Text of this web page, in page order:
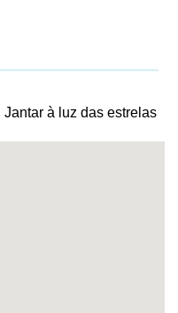
Jantar à luz das estrelas